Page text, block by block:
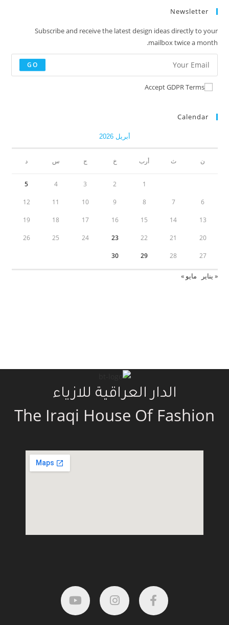
Newsletter
Subscribe and receive the latest design ideas directly to your
mailbox twice a month.
GO
Accept GDPR Terms
Calendar
أبريل 2026
ن ث أرب خ ج س د
1
2
3
4
5
6
7
8
9
10
11
12
13
14
15
16
17
18
19
20
21
22
23
24
25
26
27
28
29
30
« يناير مايو »
الدار العراقية للازياء
The Iraqi House Of Fashion